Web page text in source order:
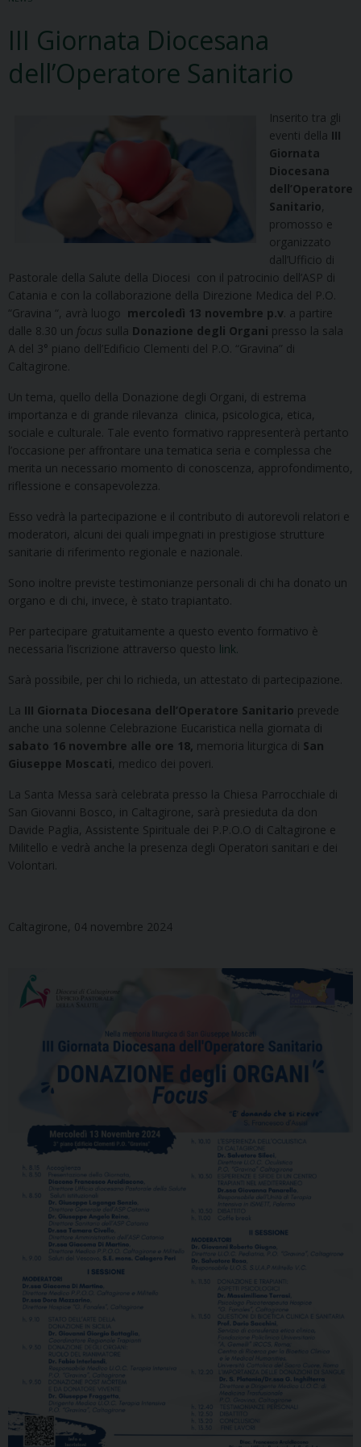
III Giornata Diocesana
dell’Operatore Sanitario
Inserito tra gli
eventi della III
Giornata
Diocesana
dell’Operatore
Sanitario,
promosso e
organizzato
dall’Ufficio di
Pastorale della Salute della Diocesi con il patrocinio dell’ASP di
Catania e con la collaborazione della Direzione Medica del P.O.
“Gravina “, avrà luogo mercoledì 13 novembre p.v . a partire
dalle 8.30 un focus sulla Donazione degli Organi presso la sala
A del 3° piano dell’Edificio Clementi del P.O. “Gravina” di
Caltagirone.
Un tema, quello della Donazione degli Organi, di estrema
importanza e di grande rilevanza clinica, psicologica, etica,
sociale e culturale. Tale evento formativo rappresenterà pertanto
l’occasione per affrontare una tematica seria e complessa che
merita un necessario momento di conoscenza, approfondimento,
riflessione e consapevolezza.
Esso vedrà la partecipazione e il contributo di autorevoli relatori e
moderatori, alcuni dei quali impegnati in prestigiose strutture
sanitarie di riferimento regionale e nazionale.
Sono inoltre previste testimonianze personali di chi ha donato un
organo e di chi, invece, è stato trapiantato.
Per partecipare gratuitamente a questo evento formativo è
necessaria l’iscrizione attraverso questo link.
Sarà possibile, per chi lo richieda, un attestato di partecipazione.
La III Giornata Diocesana dell’Operatore Sanitario prevede
anche una solenne Celebrazione Eucaristica nella giornata di
sabato 16 novembre alle ore 18, memoria liturgica di San
Giuseppe Moscati, medico dei poveri.
La Santa Messa sarà celebrata presso la Chiesa Parrocchiale di
San Giovanni Bosco, in Caltagirone, sarà presieduta da don
Davide Paglia, Assistente Spirituale dei P.P.O.O di Caltagirone e
Militello e vedrà anche la presenza degli Operatori sanitari e dei
Volontari.
Caltagirone, 04 novembre 2024